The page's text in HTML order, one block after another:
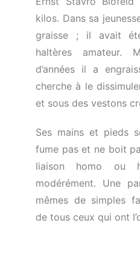
kilos. Dans sa
graisse ; il avait
haltères amateur.
d’années il a
cherche à le
et sous des vestons
Ses mains et pieds
fume pas et ne boit
liaison homo ou
modérément. Une
mêmes de simples
de tous ceux qui ont